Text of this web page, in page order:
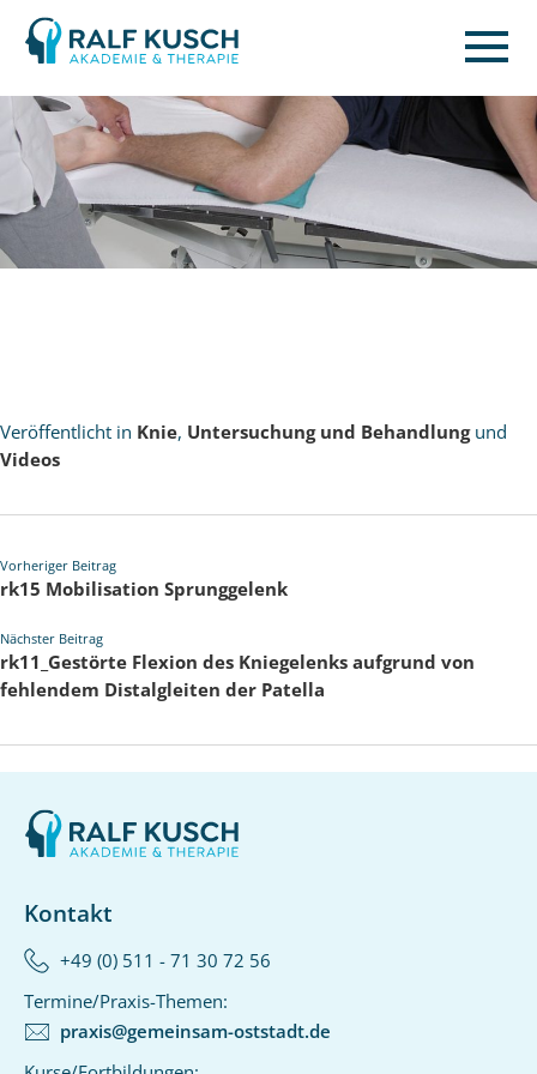
Ralf
Kusch
Veröffentlicht in Knie, Untersuchung und Behandlungund
Videos
Vorheriger Beitrag
rk15 Mobilisation Sprunggelenk
Nächster Beitrag
rk11_Gestörte Flexion des Kniegelenks aufgrund von
fehlendem Distalgleiten der Patella
Kontakt
+49 (0) 511 - 71 30 72 56‬
Termine/Praxis-Themen:
praxis@gemeinsam-oststadt.de